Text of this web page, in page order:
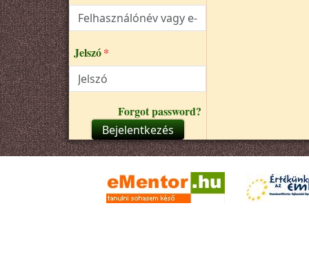
Jelszó
Forgot password?
Bejelentkezés